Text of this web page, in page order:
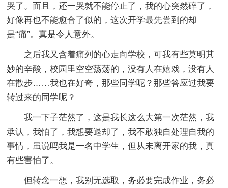
哭了。而且，还一哭就不能停止了，我的心突然碎了，
好像再也不能愈合了似的，这次开学最先尝到的却
是“痛”。真是令人意外。
之后我又含着痛列的心走向学校，可我有些莫明其
妙的辛酸，校园里空空荡荡的，没有人在嬉戏，没有人
在散步……我也在好奇，那些同学呢？那些答应过我要
转过来的同学呢？
我一下子茫然了，这是我长这么大第一次茫然，我
承认，我怕了，我想要退却了，我不敢独自处理自我的
事情，虽说吗我是一名中学生，但从未离开家的我，真
有些害怕了。
但转念一想，我别无选取，务必要完成作业，务必